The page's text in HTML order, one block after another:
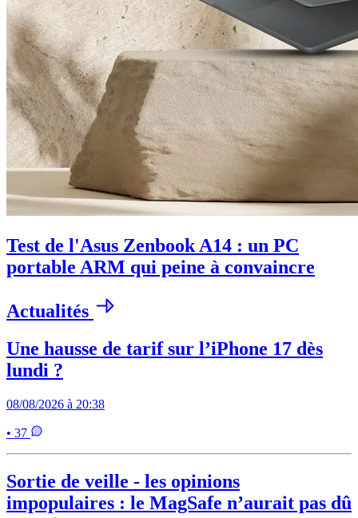
Test de l'Asus Zenbook A14 : un PC
portable ARM qui peine à convaincre
Actualités
Une hausse de tarif sur l’iPhone 17 dès
lundi ?
08/08/2026 à 20:38
• 37
Sortie de veille - les opinions
impopulaires : le MagSafe n’aurait pas dû